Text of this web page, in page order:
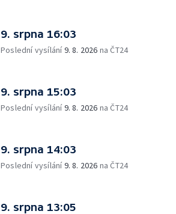
9. srpna 16:03
Poslední vysílání9. 8. 2026 na ČT24
9. srpna 15:03
Poslední vysílání9. 8. 2026 na ČT24
9. srpna 14:03
Poslední vysílání9. 8. 2026 na ČT24
9. srpna 13:05